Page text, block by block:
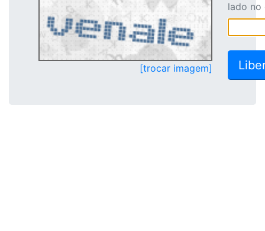
[trocar imagem]
lado no